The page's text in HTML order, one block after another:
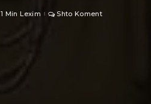
1 Min Lexim Shto Koment